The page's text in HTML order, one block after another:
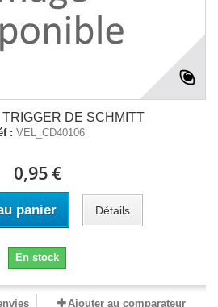
DE SCHMITT
: VEL_CD40106
0,95 €
panier Détails
En stock
Ajouter au comparateur